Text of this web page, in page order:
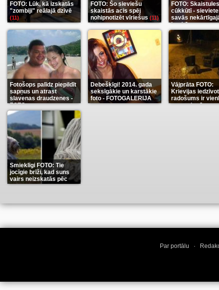
FOTO: Lūk, kā izskatās
"zombiji" reālajā dzīvē
(11)
FOTO: Šo sieviešu
skaistās acis spēj
nohipnotizēt vīriešus (11)
FOTO: Skaistules
cūkkūtī -
savās
istabās(12)
Fotošops palīdz piepildīt
sapņus un atrast
slavenas draudzenes -
FOTO(13)
Debešķīgi! 2014. gada
seksīgākie un karstākie
foto - FOTOGALERIJA
(9)
Vājprāta FOTO:
Krievijas
radošums ir
neaprakstāms
Smieklīgi FOTO: Tie
jocīgie brīži, kad suns
vairs neizskatās pēc
suņa(11)
Par portālu ·